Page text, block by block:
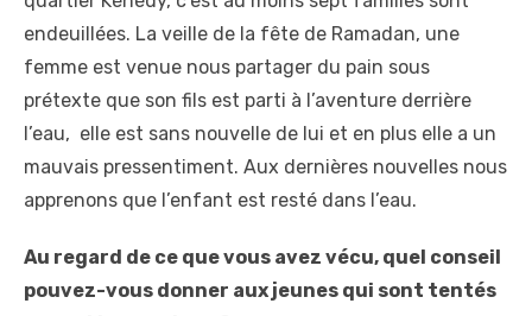
endeuillées. La veille de la fête de Ramadan, une
femme est venue nous partager du pain sous
prétexte que son fils est parti à l’aventure derrière
l’eau, elle est sans nouvelle de lui et en plus elle a un
mauvais pressentiment. Aux dernières nouvelles nous
apprenons que l’enfant est resté dans l’eau.
Au regard de ce que vous avez vécu, quel conseil
pouvez-vous donner aux jeunes qui sont tentés